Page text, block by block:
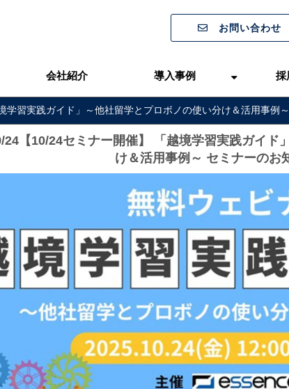
お問い合わせ
会社紹介 導入事例 採
習実践ガイド」～他社留学とプロボノの使い分け＆活用事例
24【10/24セミナー開催】 「越境学習実践ガイド
け＆活用事例～ セミナーのお